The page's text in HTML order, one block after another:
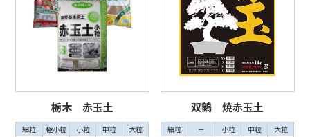
栃木 赤玉土
細粒 極小粒 小粒 中粒
大粒
双鶴 焼赤玉土
細粒 － 小粒 中粒
大粒